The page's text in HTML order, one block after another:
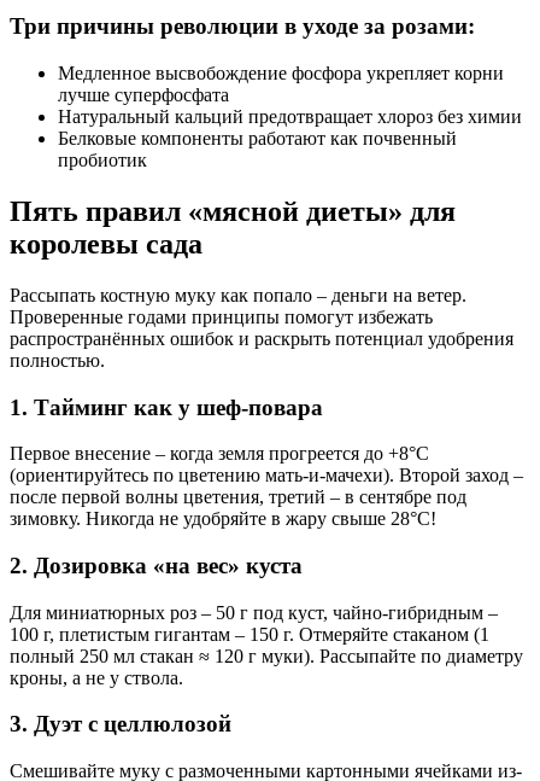
Три причины революции в уходе за розами:
Медленное высвобождение фосфора укрепляет корни
лучше суперфосфата
Натуральный кальций предотвращает хлороз без химии
Белковые компоненты работают как почвенный
пробиотик
Пять правил «мясной диеты» для
королевы сада
Рассыпать костную муку как попало – деньги на ветер.
Проверенные годами принципы помогут избежать
распространённых ошибок и раскрыть потенциал удобрения
полностью.
1. Тайминг как у шеф-повара
Первое внесение – когда земля прогреется до +8°C
(ориентируйтесь по цветению мать-и-мачехи). Второй заход –
после первой волны цветения, третий – в сентябре под
зимовку. Никогда не удобряйте в жару свыше 28°C!
2. Дозировка «на вес» куста
Для миниатюрных роз – 50 г под куст, чайно-гибридным –
100 г, плетистым гигантам – 150 г. Отмеряйте стаканом (1
полный 250 мл стакан ≈ 120 г муки). Рассыпайте по диаметру
кроны, а не у ствола.
3. Дуэт с целлюлозой
Смешивайте муку с размоченными картонными ячейками из-